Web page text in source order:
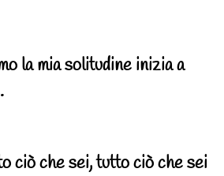
la mia solitudine inizia a
ciò che sei, tutto ciò che sei